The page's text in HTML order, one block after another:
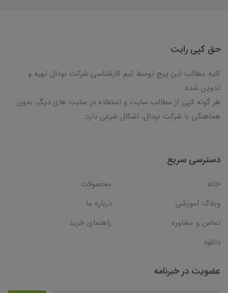
حق کپی رایت
کلیه مطالب این پیج توسط تیم کارشناسی شرکت نودال تهیه و
تدوین شده.
هر گونه کپی از مطالب سایت و استفاده در سایت های دیگر، بدون
هماهنگی با شرکت نودال، اشکال شرعی دارد.
دسترسی سریع
خانه
محصولات
وبلاگ آموزشی
درباره ما
تماس و مشاوره
راهنمای خرید
دانلود
عضویت در خبرنامه